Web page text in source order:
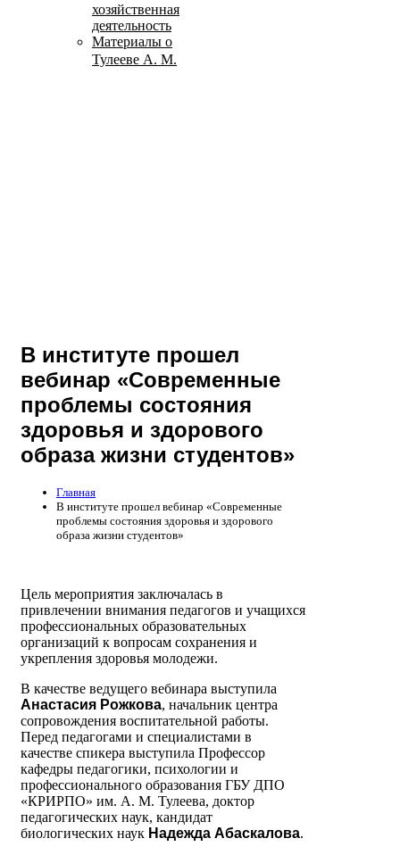
хозяйственная
деятельность
Материалы о
Тулееве А. М.
В институте прошел
вебинар «Современные
проблемы состояния
здоровья и здорового
образа жизни студентов»
Главная
В институте прошел вебинар «Современные
проблемы состояния здоровья и здорового
образа жизни студентов»
Цель мероприятия заключалась в
привлечении внимания педагогов и учащихся
профессиональных образовательных
организаций к вопросам сохранения и
укрепления здоровья молодежи.
В качестве ведущего вебинара выступила
Анастасия Рожкова, начальник центра
сопровождения воспитательной работы.
Перед педагогами и специалистами в
качестве спикера выступила Профессор
кафедры педагогики, психологии и
профессионального образования ГБУ ДПО
«КРИРПО» им. А. М. Тулеева, доктор
педагогических наук, кандидат
биологических наук Надежда Абаскалова.